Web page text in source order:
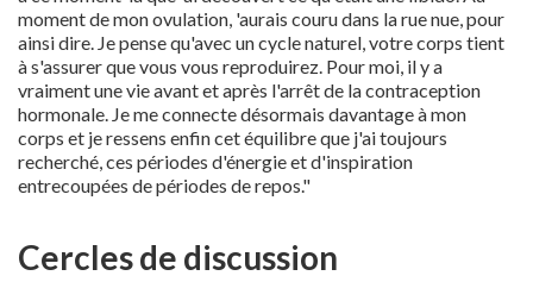
moment de mon ovulation, 'aurais couru dans la rue nue, pour
ainsi dire. Je pense qu'avec un cycle naturel, votre corps tient
à s'assurer que vous vous reproduirez. Pour moi, il y a
vraiment une vie avant et après l'arrêt de la contraception
hormonale. Je me connecte désormais davantage à mon
corps et je ressens enfin cet équilibre que j'ai toujours
recherché, ces périodes d'énergie et d'inspiration
entrecoupées de périodes de repos."
Cercles de discussion